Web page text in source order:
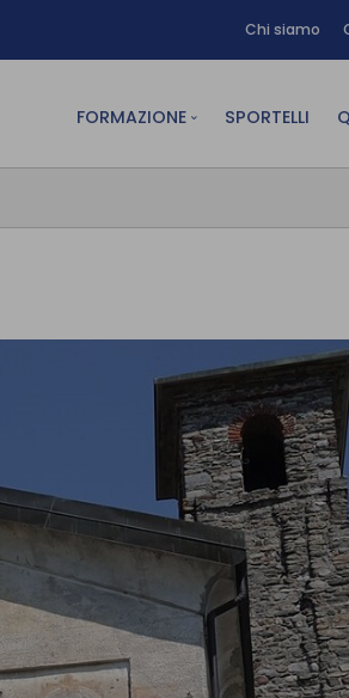
Chi siamo
FORMAZIONE
FAD asincrona (e-learning)
Formazione in house
Piano formativo gratuito
associati
Archivio Formazione
SPORTELLI